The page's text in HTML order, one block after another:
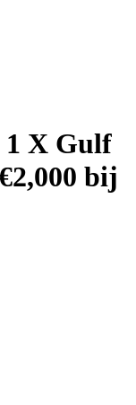
1 X Gulf
bij